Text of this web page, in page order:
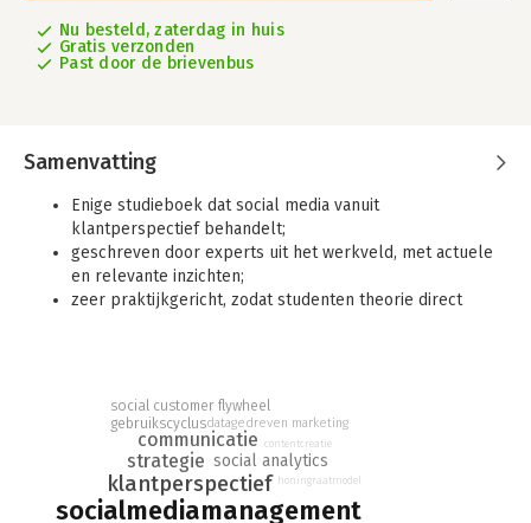
Nu besteld, zaterdag in huis
Gratis verzonden
Past door de brievenbus
Samenvatting
Enige studieboek dat social media vanuit
klantperspectief behandelt;
geschreven door experts uit het werkveld, met actuele
en relevante inzichten;
zeer praktijkgericht, zodat studenten theorie direct
kunnen uitingen op social media een grote impact hebben op
de reputatie en daarmee het succes van bedrijven. Het is
daarom zeer belangrijk voor organisaties om een effectieve
social media-strategie te implementeren.
socialmediamanagement
klantperspectief
strategie
communicatie
social analytics
gebruikscyclus
social customer flywheel
datagedreven marketing
honingraatmodel
contentcreatie